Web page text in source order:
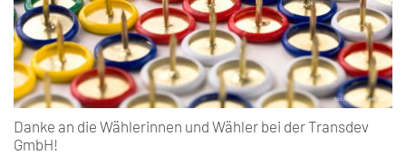
Danke an die Wählerinnen und Wähler bei der Transdev
GmbH!